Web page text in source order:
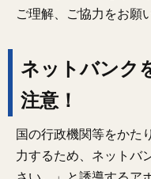
ご理解、ご協力をお願
ネットバンク
注意！
国の行政機関等をかた
力するため、ネットバ